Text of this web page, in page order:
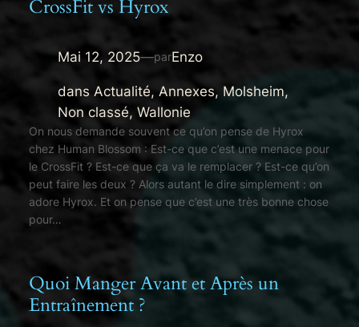
CrossFit vs Hyrox
Mai 12, 2025—parEnzo
dans Actualité, Annexes, Molsheim
Non classé, Wallonie
On nous demande souvent ce qu’on pense de Hyrox
chez Human Blossom : Est-ce que c’est une menace pour
le CrossFit ? Est-ce que ça va le remplacer ? Est-ce qu’on
peut faire les deux ? Alors autant le dire simplement : on
adore Hyrox. Et on pense que c’est une très bonne chose
pour…
Quoi Manger Avant et Après un
Entraînement ?